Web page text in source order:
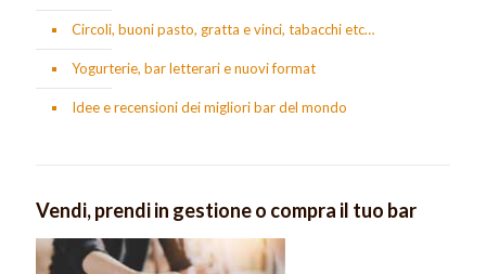
Circoli, buoni pasto, gratta e vinci, tabacchi etc…
Yogurterie, bar letterari e nuovi format
Idee e recensioni dei migliori bar del mondo
Vendi, prendi in gestione o compra il tuo bar